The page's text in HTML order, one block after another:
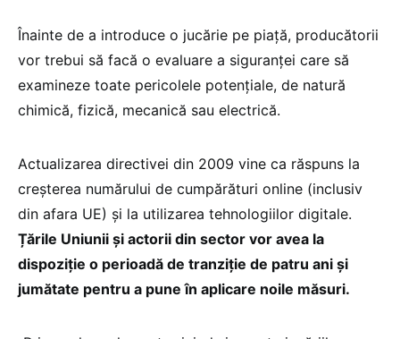
Înainte de a introduce o jucărie pe piață, producătorii
vor trebui să facă o evaluare a siguranței care să
examineze toate pericolele potențiale, de natură
chimică, fizică, mecanică sau electrică.
Actualizarea directivei din 2009 vine ca răspuns la
creșterea numărului de cumpărături online (inclusiv
din afara UE) și la utilizarea tehnologiilor digitale.
Țările Uniunii și actorii din sector vor avea la
dispoziție o perioadă de tranziție de patru ani și
jumătate pentru a pune în aplicare noile măsuri.